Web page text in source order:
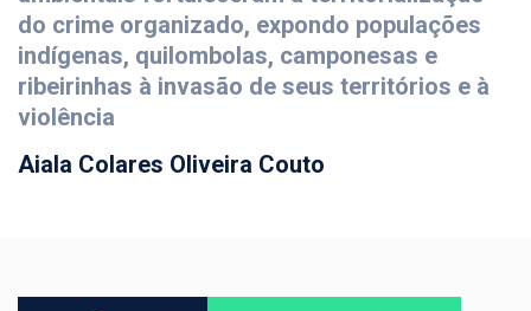
do crime organizado, expondo populações
indígenas, quilombolas, camponesas e
ribeirinhas à invasão de seus territórios e à
violência
Aiala Colares Oliveira Couto